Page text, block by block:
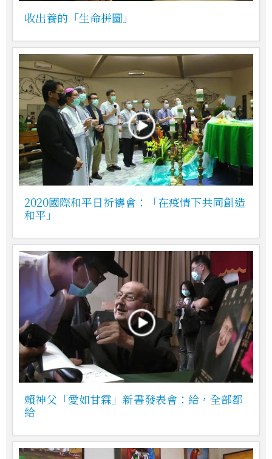
收出養的「生命拼圖」
2020國際和平日祈禱會：「在疫情下共同創造
和平」
賴神父「愛如甘霖」新書發表會：給，全部都
給